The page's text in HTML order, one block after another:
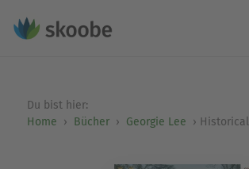
Du bist hier:
Home
Bücher Georgie Lee